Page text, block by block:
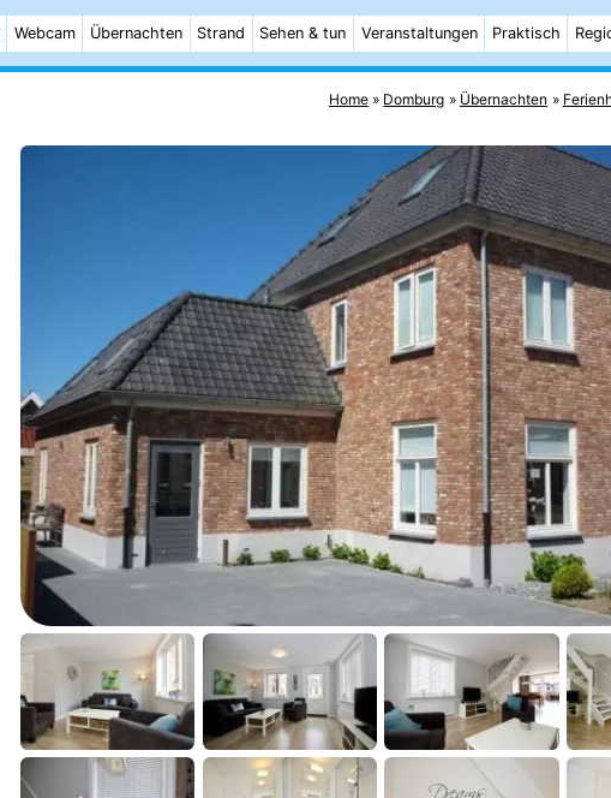
Webcam Übernachten Strand Sehen & tun Veranstaltungen Praktisch
Home Domburg Übernachten